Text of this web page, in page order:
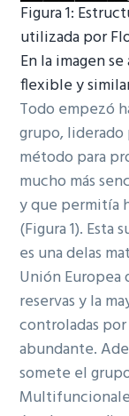
Figura 1:
utilizada por
En la imagen
flexible y
Todo empezó
grupo, liderado
método para
mucho más
y que permitía
(Figura 1).
es una delas
Unión Europea
reservas y la
controladas
abundante.
somete el